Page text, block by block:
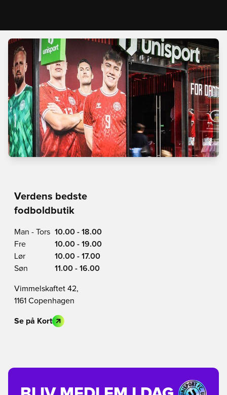
Verdens bedste
fodboldbutik
Man - Tors 10.00 - 18.00
Fre
10.00 - 19.00
Lør
10.00 - 17.00
Søn
11.00 - 16.00
Vimmelskaftet 42,
1161 Copenhagen
Se på Kort